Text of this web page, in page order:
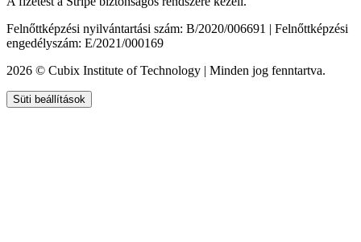
Felnőttképzési nyilvántartási szám: B/2020/006691 | Felnőttképzési
engedélyszám: E/2021/000169
2026 © Cubix Institute of Technology | Minden jog fenntartva.
Süti beállítások